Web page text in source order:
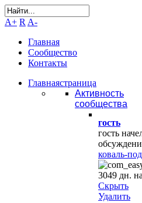
A+ R A-
Главная
Сообщество
Контакты
Главнаястраница
Активность
сообщества
гость
гость
коваль-
3049 дн.
Скрыть
Удалить